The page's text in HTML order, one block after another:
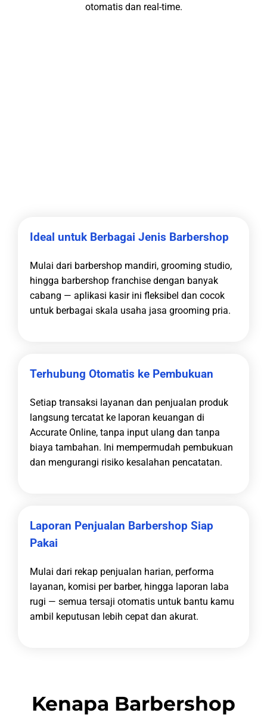
otomatis dan real-time.
Ideal untuk Berbagai Jenis Barbershop
Mulai dari barbershop mandiri, grooming studio,
hingga barbershop franchise dengan banyak
cabang — aplikasi kasir ini fleksibel dan cocok
untuk berbagai skala usaha jasa grooming pria.
Terhubung Otomatis ke Pembukuan
Setiap transaksi layanan dan penjualan produk
langsung tercatat ke laporan keuangan di
Accurate Online, tanpa input ulang dan tanpa
biaya tambahan. Ini mempermudah pembukuan
dan mengurangi risiko kesalahan pencatatan.
Laporan Penjualan Barbershop Siap
Pakai
Mulai dari rekap penjualan harian, performa
layanan, komisi per barber, hingga laporan laba
rugi — semua tersaji otomatis untuk bantu kamu
ambil keputusan lebih cepat dan akurat.
Kenapa Barbershop